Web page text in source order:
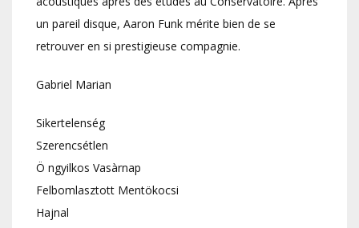
un pareil disque, Aaron Funk mérite bien de se
retrouver en si prestigieuse compagnie.
Gabriel Marian
Sikertelenség
Szerencsétlen
Ö ngyilkos Vasàrnap
Felbomlasztott Mentökocsi
Hajnal